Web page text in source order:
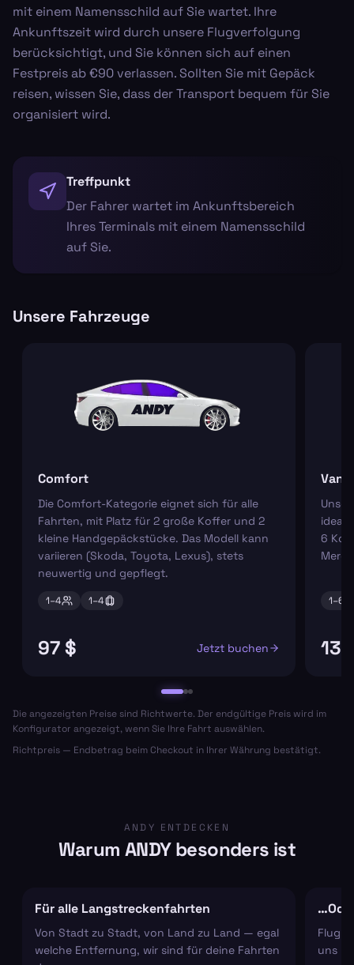
mit einem Namensschild auf Sie wartet. Ihre
Ankunftszeit wird durch unsere Flugverfolgung
berücksichtigt, und Sie können sich auf einen
Festpreis ab €90 verlassen. Sollten Sie mit Gepäck
reisen, wissen Sie, dass der Transport bequem für Sie
organisiert wird.
Treffpunkt
Der Fahrer wartet im Ankunftsbereich
Ihres Terminals mit einem Namensschild
auf Sie.
Unsere Fahrzeuge
Comfort
Die Comfort-Kategorie eignet sich für alle
Fahrten, mit Platz für 2 große Koffer und 2
kleine Handgepäckstücke. Das Modell kann
variieren (Skoda, Toyota, Lexus), stets
neuwertig und gepflegt.
1–4 1–4
97 $ Jetzt buchen
Van
ideal
6
1–6
Die angezeigten Preise sind Richtwerte. Der endgültige Preis wird im
Konfigurator angezeigt, wenn Sie Ihre Fahrt auswählen.
Richtpreis — Endbetrag beim Checkout in Ihrer Währung bestätigt.
ANDY ENTDECKEN
Warum ANDY besonders ist
Für alle Langstreckenfahrten
Von Stadt zu Stadt, von Land zu Land — egal
welche Entfernung, wir sind für deine Fahrten
uns